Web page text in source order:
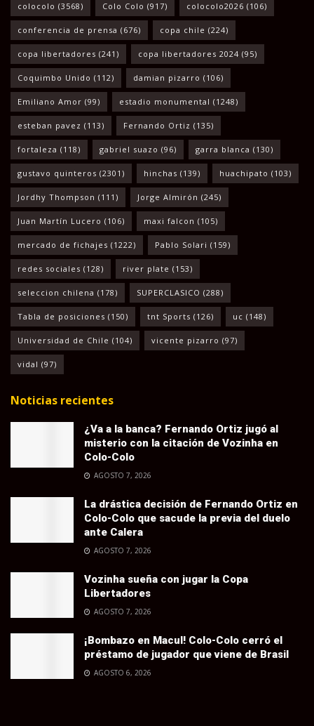
colocolo (3568) Colo Colo (917) colocolo2026 (106)
conferencia de prensa (676) copa chile (224)
copa libertadores (241) copa libertadores 2024 (95)
Coquimbo Unido (112) damian pizarro (106)
Emiliano Amor (99) estadio monumental (1248)
esteban pavez (113) Fernando Ortiz (135)
fortaleza (118) gabriel suazo (96) garra blanca (130)
gustavo quinteros (2301) hinchas (139) huachipato (103)
Jordhy Thompson (111) Jorge Almirón (245)
Juan Martín Lucero (106) maxi falcon (105)
mercado de fichajes (1222) Pablo Solari (159)
redes sociales (128) river plate (153)
seleccion chilena (178) SUPERCLASICO (288)
Tabla de posiciones (150) tnt Sports (126) uc (148)
Universidad de Chile (104) vicente pizarro (97)
vidal (97)
Noticias recientes
¿Va a la banca? Fernando Ortiz jugó al
misterio con la citación de Vozinha en
Colo-Colo
AGOSTO 7, 2026
La drástica decisión de Fernando Ortiz en
Colo-Colo que sacude la previa del duelo
ante Calera
AGOSTO 7, 2026
Vozinha sueña con jugar la Copa
Libertadores
AGOSTO 7, 2026
¡Bombazo en Macul! Colo-Colo cerró el
préstamo de jugador que viene de Brasil
AGOSTO 6, 2026